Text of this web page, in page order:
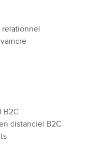
relationnel
B2C
distanciel B2C